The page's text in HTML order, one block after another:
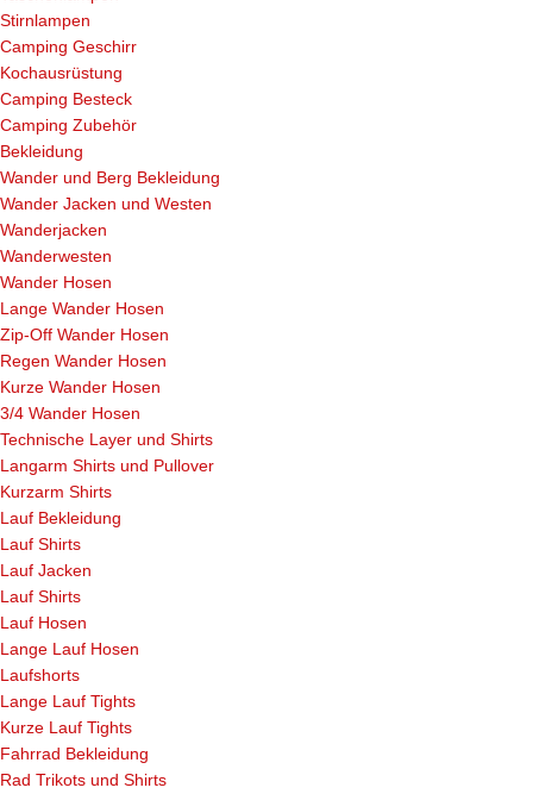
Stirnlampen
Camping Geschirr
Kochausrüstung
Camping Besteck
Camping Zubehör
Bekleidung
Wander und Berg Bekleidung
Wander Jacken und Westen
Wanderjacken
Wanderwesten
Wander Hosen
Lange Wander Hosen
Zip-Off Wander Hosen
Regen Wander Hosen
Kurze Wander Hosen
3/4 Wander Hosen
Technische Layer und Shirts
Langarm Shirts und Pullover
Kurzarm Shirts
Lauf Bekleidung
Lauf Shirts
Lauf Jacken
Lauf Shirts
Lauf Hosen
Lange Lauf Hosen
Laufshorts
Lange Lauf Tights
Kurze Lauf Tights
Fahrrad Bekleidung
Rad Trikots und Shirts